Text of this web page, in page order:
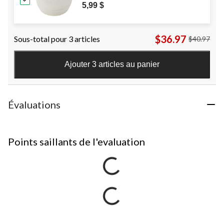
5,99 $
Sous-total pour 3 articles $36.97 $40.97
Ajouter 3 articles au panier
Évaluations
Points saillants de l'evaluation